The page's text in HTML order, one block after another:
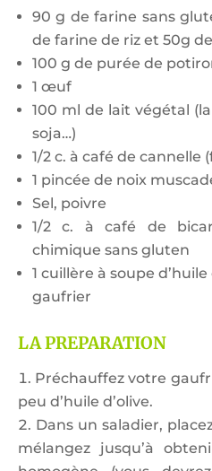
90 g de farine sans
de farine de riz et 50g
100 g de purée de
1 œuf
100 ml de lait végétal
soja…)
1/2 c. à café de cannelle
1 pincée de noix
Sel, poivre
1/2 c. à café de
chimique sans gluten
1 cuillère à soupe
gaufrier
LA PREPARATION
Préchauffez votre
peu d’huile d’olive.
Dans un saladier,
mélangez jusqu’à